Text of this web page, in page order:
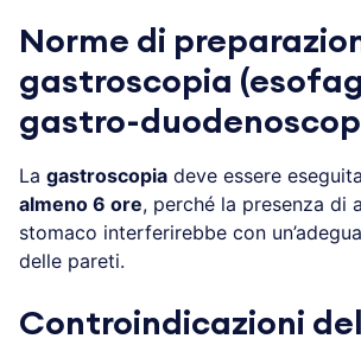
Norme di
gastroscopia
gastro-
La gastroscopia deve essere
almeno 6 ore, perché la presenza di
stomaco interferirebbe con
delle pareti.
Controindicazioni